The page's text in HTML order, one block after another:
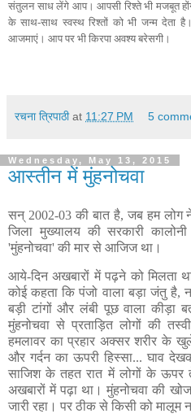
संतुलन साध लेंगे आप। आपसी रिश्ते भी मजबूत
के साथ-साथ स्वस्थ रिश्तों को भी जन्म देता
आजमाएं। आप पर भी किरपा अवश्य बरेसगी।
रचना त्रिपाठी at 11:27 PM 5
Wednesday, May 13, 2015
आस्तीन में मुंहनोचवा
सन् 2002-03 की बात है, जब हम लोग
जिला मुख्यालय की सरकारी
'मुंहनोचवा' की मार से आजिज था।
आये-दिन अखबारों में पढ़ने को मिलता
कोई कहता कि पंजो वाला बड़ा जंतु है,
बड़ी टांगों और लंबी पूछ वाला कीड़ा
मुंहनोचवा से प्रताड़ित लोगों की
हमलावर का प्रहार अक्सर शरीर के
और गर्दन का ऊपरी हिस्सा... घाव
साजिश के तहत रात में लोगों के ऊपर
अखबारों में पढ़ा था। मुंहनोचवा की
जारी रहा। पर ठीक से किसी को